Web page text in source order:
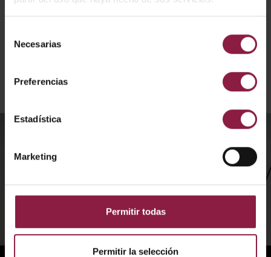
Necesarias
Preferencias
Estadística
Marketing
Permitir todas
Permitir la selección
proyectores de PLC.
El proyecto del concesionario Peugeot fue un rotundo
de iluminación y llevó la zona de exposición a otro nivel.
El concesionario se benefició enormemente de la solución
alumbrado magnífico para sus vehículos con una eficiente
opción de luces LED.